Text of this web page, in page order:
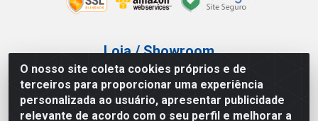
O nosso site coleta cookies próprios e de
terceiros para proporcionar uma experiência
personalizada ao usuário, apresentar publicidade
relevante de acordo com o seu perfil e melhorar a
Loja / Showroom
Tel.: (11) 3227-0546
Av Vautier, 587/597 - Pari - São Paulo/SP